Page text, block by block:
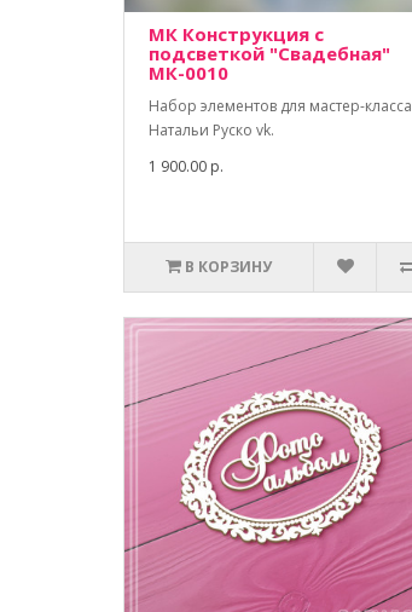
МК Конструкция с
подсветкой "Свадебная"
МК-0010
Набор элементов для мастер-класса
Натальи Руско vk.
1 900.00 р.
В КОРЗИНУ